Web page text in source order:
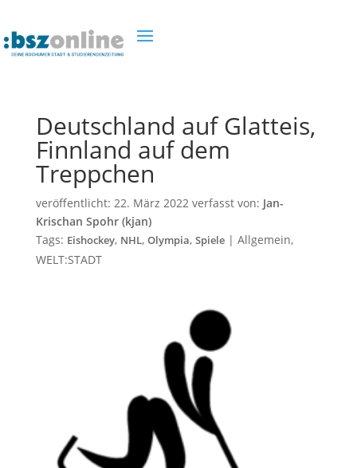
Deutschland auf Glatteis,
Finnland auf dem
Treppchen
veröffentlicht: 22. März 2022verfasst von: Jan-
Krischan Spohr (kjan)
Tags: Eishockey, NHL, Olympia, Spiele| Allgemein,
WELT:STADT